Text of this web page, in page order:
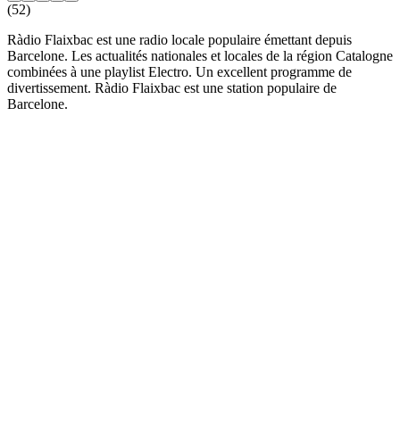
(52)
Ràdio Flaixbac est une radio locale populaire émettant depuis
Barcelone. Les actualités nationales et locales de la région Catalogne
combinées à une playlist Electro. Un excellent programme de
divertissement. Ràdio Flaixbac est une station populaire de
Barcelone.